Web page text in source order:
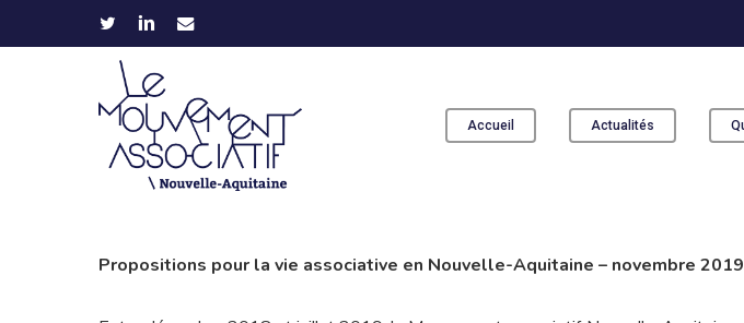
to
Appuyez sur Entrée pour une recherche ou ESC pour fermer
Accueil Actualités
Propositions pour la vie associative en Nouvelle-Aquitaine – novembre 2019
Panneau de gestion des cookies